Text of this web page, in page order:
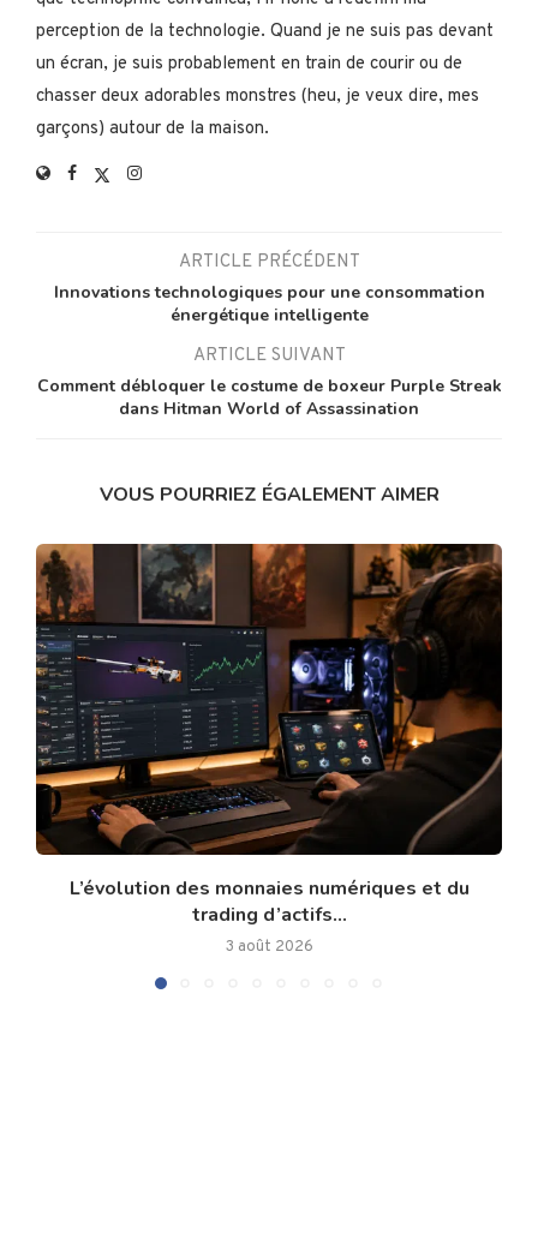
perception de la technologie. Quand je ne suis pas devant
un écran, je suis probablement en train de courir ou de
chasser deux adorables monstres (heu, je veux dire, mes
garçons) autour de la maison.
ARTICLE PRÉCÉDENT
Innovations technologiques pour une consommation
énergétique intelligente
ARTICLE SUIVANT
Comment débloquer le costume de boxeur Purple Streak
dans Hitman World of Assassination
VOUS POURRIEZ ÉGALEMENT AIMER
L’évolution des monnaies numériques et du
trading d’actifs...
3 août 2026